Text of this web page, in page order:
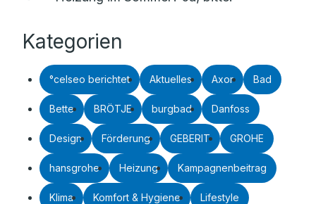
Kategorien
°celseo berichtet Aktuelles Axor Bad
Bette BRÖTJE burgbad Danfoss
Design Förderung GEBERIT GROHE
hansgrohe Heizung Kampagnenbeitrag
Klima Komfort & Hygiene Lifestyle